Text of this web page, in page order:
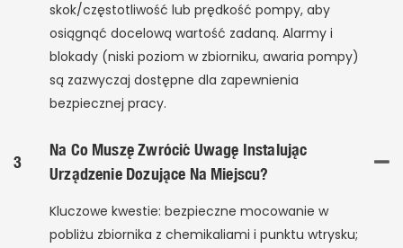
skok/częstotliwość lub prędkość pompy, aby
osiągnąć docelową wartość zadaną. Alarmy i
blokady (niski poziom w zbiorniku, awaria pompy)
są zazwyczaj dostępne dla zapewnienia
bezpiecznej pracy.
3
Na Co Muszę Zwrócić Uwagę Instalując
Urządzenie Dozujące Na Miejscu?
Kluczowe kwestie: bezpieczne mocowanie w
pobliżu zbiornika z chemikaliami i punktu wtrysku;